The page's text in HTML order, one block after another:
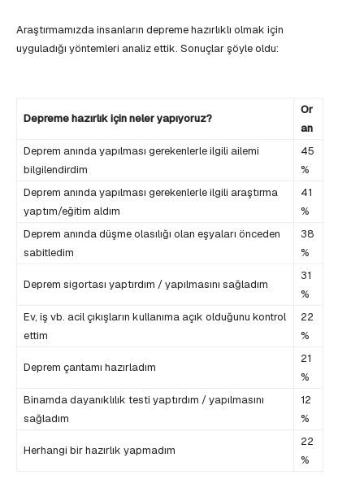
Araştırmamızda insanların depreme hazırlıklı olmak için
uyguladığı yöntemleri analiz ettik. Sonuçlar şöyle oldu:
Depreme hazırlık için neler yapıyoruz?
Or
an
Deprem anında yapılması gerekenlerle ilgili ailemi
bilgilendirdim
45
%
Deprem anında yapılması gerekenlerle ilgili araştırma
yaptım/eğitim aldım
41
%
Deprem anında düşme olasılığı olan eşyaları önceden
sabitledim
38
%
Deprem sigortası yaptırdım / yapılmasını sağladım
31
%
Ev, iş vb. acil çıkışların kullanıma açık olduğunu kontrol
ettim
22
%
Deprem çantamı hazırladım
21
%
Binamda dayanıklılık testi yaptırdım / yapılmasını
sağladım
12
%
Herhangi bir hazırlık yapmadım
22
%